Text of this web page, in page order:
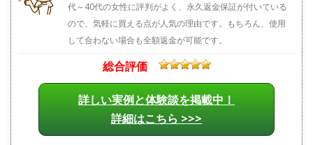
代～40代の女性に評判がよく、永久返金保証が付いている
ので、気軽に買える点が人気の理由です。もちろん、使用
して合わない場合も全額返金が可能です。
総合評価
詳しい実例と体験談を掲載中！
詳細はこちら >>>